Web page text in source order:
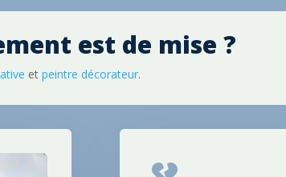
est de mise ?
etpeintre décorateur.